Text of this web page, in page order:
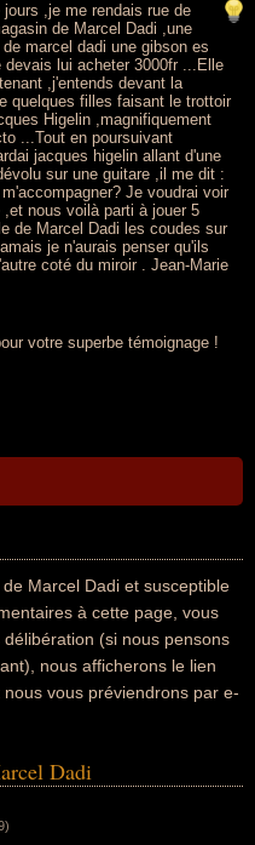
,je me rendais rue de
de Marcel Dadi ,une
marcel dadi une gibson es
devais lui acheter 3000fr ...Elle
,j'entends devant la
quelques filles faisant le trottoir
Higelin ,magnifiquement
...Tout en poursuivant
jacques higelin allant d'une
sur une guitare ,il me dit :
Je voudrai voir
nous voilà parti à jouer 5
de Marcel Dadi les coudes sur
je n'aurais penser qu'ils
coté du miroir . Jean-Marie
votre superbe témoignage !
Marcel Dadi et susceptible
à cette page, vous
délibération (si nous pensons
nous afficherons le lien
vous préviendrons par e-
Dadi